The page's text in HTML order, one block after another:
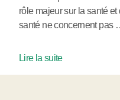
rôle majeur sur la santé
santé ne concernent pas
Lire la suite